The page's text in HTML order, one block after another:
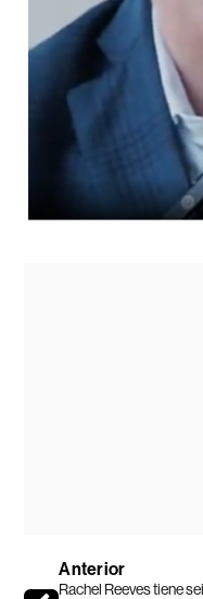
Anterior
Rachel Reeves tiene